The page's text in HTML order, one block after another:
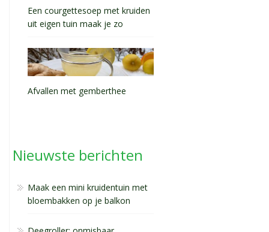
Een courgettesoep met kruiden
uit eigen tuin maak je zo
Afvallen met gemberthee
Nieuwste berichten
Maak een mini kruidentuin met
bloembakken op je balkon